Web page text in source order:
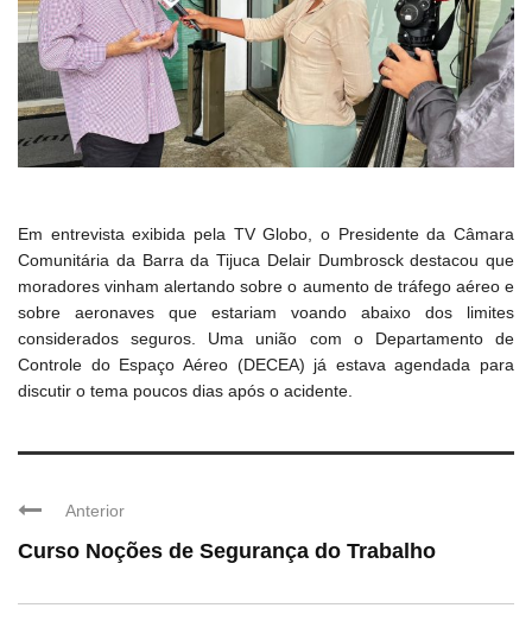
Em entrevista exibida pela TV Globo, o Presidente da Câmara
Comunitária da Barra da Tijuca Delair Dumbrosck destacou que
moradores vinham alertando sobre o aumento de tráfego aéreo e
sobre aeronaves que estariam voando abaixo dos limites
considerados seguros. Uma união com o Departamento de
Controle do Espaço Aéreo (DECEA) já estava agendada para
discutir o tema poucos dias após o acidente.
Anterior
Curso Noções de Segurança do Trabalho